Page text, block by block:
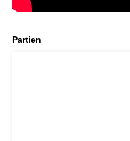
Partien